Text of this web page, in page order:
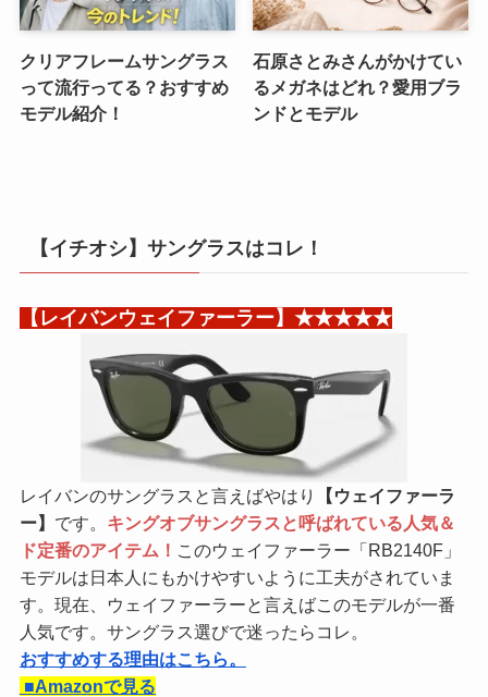
クリアフレームサングラス
って流行ってる？おすすめ
モデル紹介！
石原さとみさんがかけてい
るメガネはどれ？愛用ブラ
ンドとモデル
【イチオシ】サングラスはコレ！
【レイバンウェイファーラー】★★★★★
レイバンのサングラスと言えばやはり
【ウェイファーラ
ー】 です。 キングオブサングラスと呼ばれている人気＆
ド定番のアイテム！ このウェイファーラー「RB2140F」
モデルは日本人にもかけやすいように工夫がされていま
す。現在、ウェイファーラーと言えばこのモデルが一番
人気です。サングラス選びで迷ったらコレ。
おすすめする理由はこちら。
■Amazonで見る